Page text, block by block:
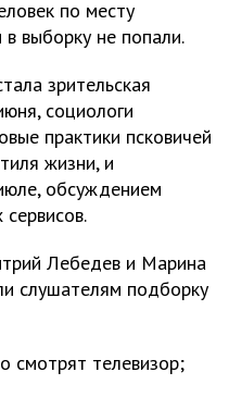
по месту
в выборку не попали.
зрительская
социологи
практики псковичей
жизни, и
обсуждением
Лебедев и Марина
слушателям подборку
смотрят телевизор;